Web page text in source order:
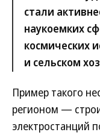
стали
наукоемких
космических
и сельском
Пример такого
регионом —
электростанций